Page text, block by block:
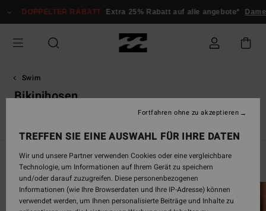
zur
Auswahl
springen
RABATT Extra 25% Rabatt auf alle angebote* Damen Herren
Swim
Bikinihosen
Swim Guide
TREFFEN SIE EINE AUSWAHL FÜR IHRE DATEN
Wir und unsere Partner verwenden Cookies oder eine vergleichbare
Technologie, um Informationen auf Ihrem Gerät zu speichern
und/oder darauf zuzugreifen. Diese personenbezogenen
Informationen (wie Ihre Browserdaten und Ihre IP-Adresse) können
verwendet werden, um Ihnen personalisierte Beiträge und Inhalte zu
Fortfahren ohne zu akzeptieren